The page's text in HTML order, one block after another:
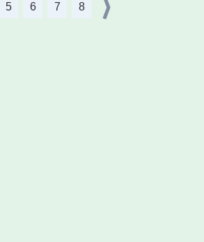
5 6 7 8